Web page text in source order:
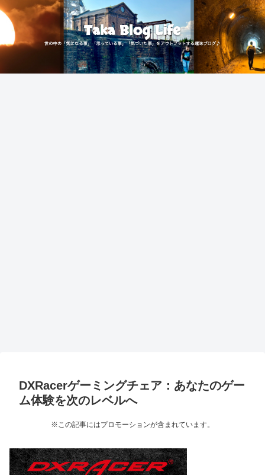
DXRacerゲーミングチェア：あなたのゲー
ム体験を次のレベルへ
※この記事にはプロモーションが含まれています。